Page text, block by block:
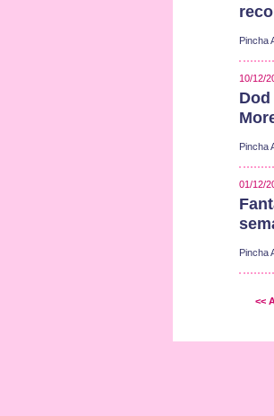
Pincha
10/12/
Pincha
01/12/
Pincha
<<